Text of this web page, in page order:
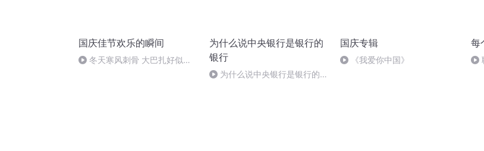
国庆佳节欢乐的瞬间
冬天寒风刺骨 大巴扎好似温
为什么说中央银行是银行的
银行
为什么说中央银行是银行的银
国庆专辑
《我爱你中国》
每